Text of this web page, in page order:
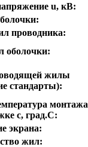
u, кВ:
проводника:
оболочки:
жилы
стандарты):
монтажа
с, град.C:
экрана:
жил: